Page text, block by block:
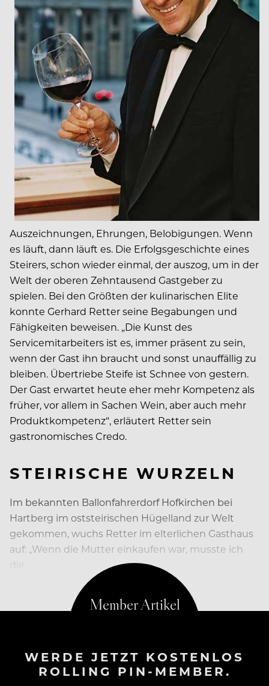
Auszeichnungen, Ehrungen, Belobigungen. Wenn
es läuft, dann läuft es. Die Erfolgsgeschichte eines
Steirers, schon wieder einmal, der auszog, um in der
Welt der oberen Zehntausend Gastgeber zu
spielen. Bei den Größten der kulinarischen Elite
konnte Gerhard Retter seine Begabungen und
Fähigkeiten beweisen. „Die Kunst des
Servicemitarbeiters ist es, immer präsent zu sein,
wenn der Gast ihn braucht und sonst unauffällig zu
bleiben. Übertriebe Steife ist Schnee von gestern.
Der Gast erwartet heute eher mehr Kompetenz als
früher, vor allem in Sachen Wein, aber auch mehr
Produktkompetenz“, erläutert Retter sein
gastronomisches Credo.
STEIRISCHE WURZELN
Im bekannten Ballonfahrerdorf Hofkirchen bei
Hartberg im oststeirischen Hügelland zur Welt
gekommen, wuchs Retter im elterlichen Gasthaus
auf: „Wenn die Mutter einkaufen war, musste ich
die
WERDE JETZT KOSTENLOS
ROLLING PIN-MEMBER.